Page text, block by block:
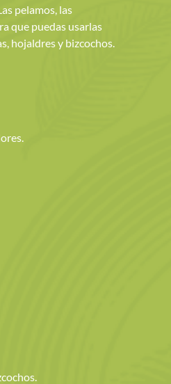
pelamos, las
que puedas usarlas
hojaldres y bizcochos.